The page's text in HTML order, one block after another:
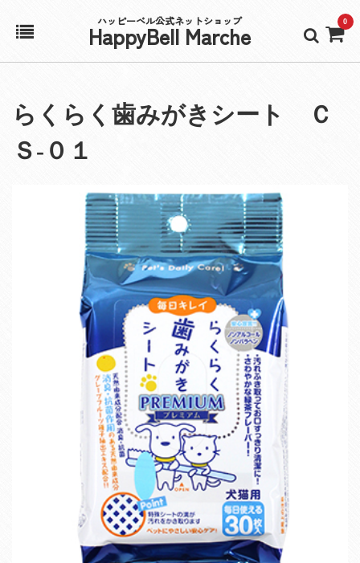
ハッピーベル公式ネットショップ
HappyBell Marche 0
アカウント
カート
らくらく歯みがきシート Ｃ
Ｓ‐０１